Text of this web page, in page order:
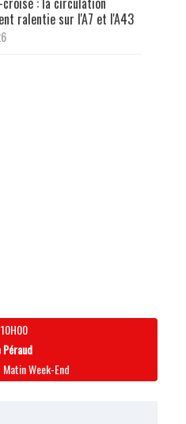
ralentie sur l'A7 et l'A43
10H00
Péraud
Matin Week-End